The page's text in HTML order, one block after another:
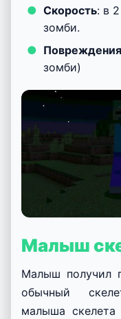
Скорость: в
зомби.
Повреждения
зомби)
Малыш
Малыш получил
обычный
малыша